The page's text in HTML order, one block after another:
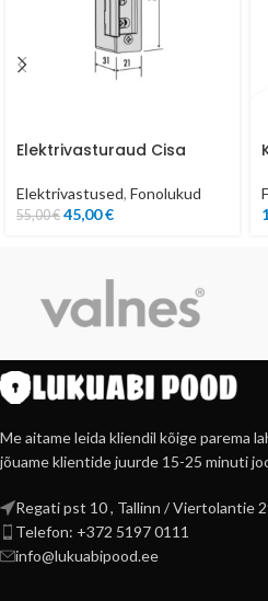
Elektrivasturaud Cisa
Elektrivastused, Fonolukud
55,00€ 45,00€
Me aitame leida kliendil kõige parema
jõuame klientide juurde 15-25 minuti
Regati pst 10 , Tallinn / Viertolantie
Telefon: +372 5197 0111
info@lukuabipood.ee